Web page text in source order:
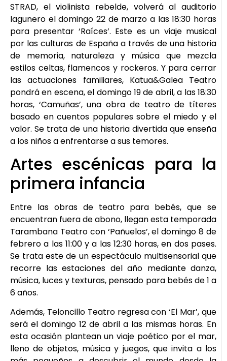
STRAD, el violinista rebelde, volverá al auditorio
lagunero el domingo 22 de marzo a las 18:30 horas
para presentar ‘Raíces’. Este es un viaje musical
por las culturas de España a través de una historia
de memoria, naturaleza y música que mezcla
estilos celtas, flamencos y rockeros. Y para cerrar
las actuaciones familiares, Katua&Galea Teatro
pondrá en escena, el domingo 19 de abril, a las 18:30
horas, ‘Camuñas’, una obra de teatro de títeres
basado en cuentos populares sobre el miedo y el
valor. Se trata de una historia divertida que enseña
a los niños a enfrentarse a sus temores.
Artes escénicas para la
primera infancia
Entre las obras de teatro para bebés, que se
encuentran fuera de abono, llegan esta temporada
Tarambana Teatro con ‘Pañuelos’, el domingo 8 de
febrero a las 11:00 y a las 12:30 horas, en dos pases.
Se trata este de un espectáculo multisensorial que
recorre las estaciones del año mediante danza,
música, luces y texturas, pensado para bebés de 1 a
6 años.
Además, Teloncillo Teatro regresa con ‘El Mar’, que
será el domingo 12 de abril a las mismas horas. En
esta ocasión plantean un viaje poético por el mar,
lleno de objetos, música y juegos, que invita a los